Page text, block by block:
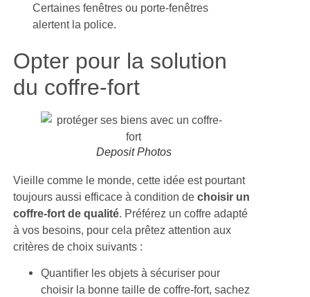
Certaines fenêtres ou porte-fenêtres
alertent la police.
Opter pour la solution
du coffre-fort
Deposit Photos
Vieille comme le monde, cette idée est pourtant
toujours aussi efficace à condition de choisir un
coffre-fort de qualité. Préférez un coffre adapté
à vos besoins, pour cela prêtez attention aux
critères de choix suivants :
Quantifier les objets à sécuriser pour
choisir la bonne taille de coffre-fort, sachez